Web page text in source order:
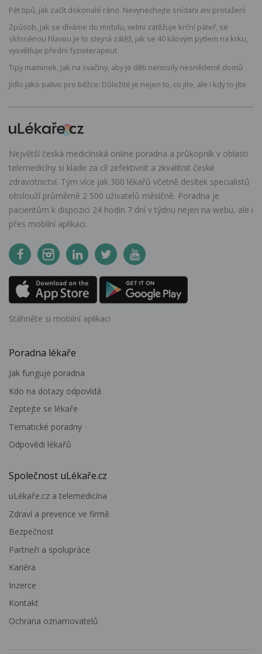
Pět tipů, jak začít dokonalé ráno. Nevynechejte snídani ani protažení
Způsob, jak se díváme do mobilu, velmi zatěžuje krční páteř, se
skloněnou hlavou je to stejná zátěž, jak se 40 kilovým pytlem na krku,
vysvětluje přední fyzioterapeut
Tipy maminek, jak na svačiny, aby je děti nenosily nesnědené domů
Jídlo jako palivo pro běžce: Důležité je nejen to, co jíte, ale i kdy to jíte
Největší česká medicínská online poradna a průkopník v oblasti
telemedicíny si klade za cíl zefektivnit a zkvalitnit české
zdravotnictví. Tým více jak 300 lékařů včetně desítek specialistů
obslouží průměrně 2 500 uživatelů měsíčně. Poradna je
pacientům k dispozici 24 hodin 7 dní v týdnu nejen na webu, ale i
přes mobilní aplikaci.
Stáhněte si mobilní aplikaci
Poradna lékaře
Jak funguje poradna
Kdo na dotazy odpovídá
Zeptejte se lékaře
Tematické poradny
Odpovědi lékařů
Společnost uLékaře.cz
uLékaře.cz a telemedicína
Zdraví a prevence ve firmě
Bezpečnost
Partneři a spolupráce
Kariéra
Inzerce
Kontakt
Ochrana oznamovatelů